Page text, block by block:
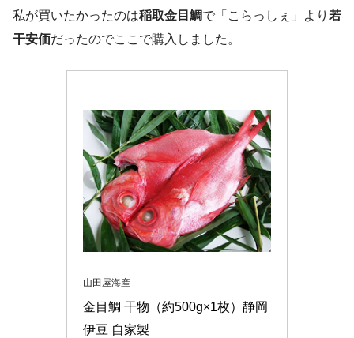
私が買いたかったのは稲取金目鯛で「こらっしぇ」より 若
干安価だったのでここで購入しました。
山田屋海産
金目鯛 干物（約500g×1枚）静岡
伊豆 自家製